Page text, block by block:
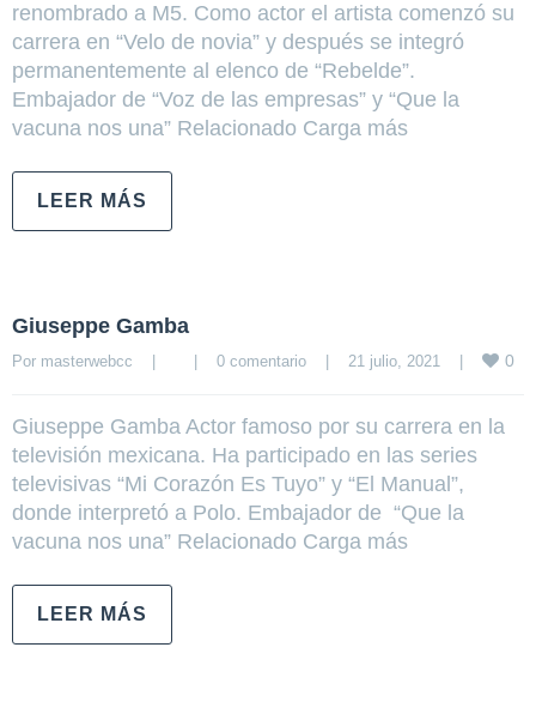
renombrado a M5. Como actor el artista comenzó su
carrera en “Velo de novia” y después se integró
permanentemente al elenco de “Rebelde”.
Embajador de “Voz de las empresas” y “Que la
vacuna nos una” Relacionado Carga más
LEER MÁS
Giuseppe Gamba
Por masterwebcc 0 comentario 21 julio, 2021 0
Giuseppe Gamba Actor famoso por su carrera en la
televisión mexicana. Ha participado en las series
televisivas “Mi Corazón Es Tuyo” y “El Manual”,
donde interpretó a Polo. Embajador de “Que la
vacuna nos una” Relacionado Carga más
LEER MÁS